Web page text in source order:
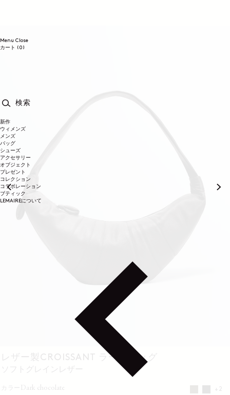
Menu Close
カート (0)
新作
ウィメンズ
メンズ
バッグ
シューズ
アクセサリー
オブジェクト
プレゼント
コレクション
コラボレーション
ブティック
LEMAIREについて
レザー製CROISSANT ラージバッグ
ソフトグレインレザー
カラー dark chocolate +2